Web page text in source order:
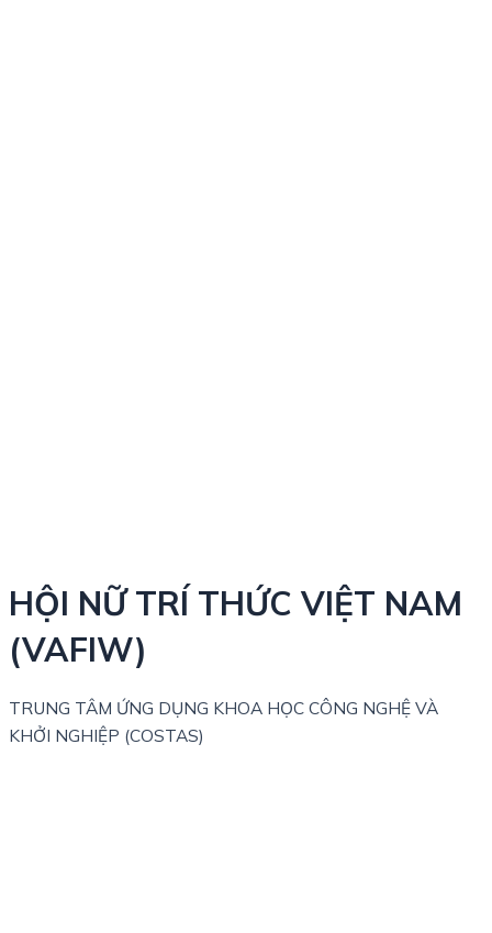
HỘI NỮ TRÍ THỨC VIỆT NAM
(VAFIW)
TRUNG TÂM ỨNG DỤNG KHOA HỌC CÔNG NGHỆ VÀ
KHỞI NGHIỆP (COSTAS)